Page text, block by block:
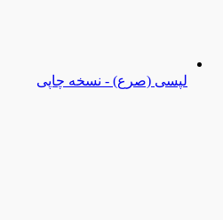
لپسی (صرع) - نسخه چاپی